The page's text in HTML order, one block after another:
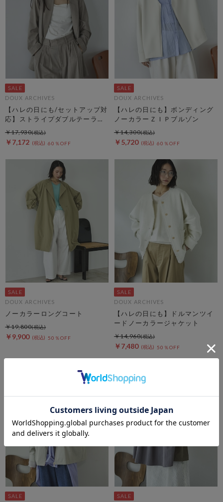
DOUX ARCHIVES
【ハレの日にも/セットアップ対
応】ストライプダブルテーラー
ドジャケット
￥7,172 60％OFF
￥17,930
DOUX ARCHIVES
【ハレの日にも】ボンディング
ノーカラーＺＩＰブルゾン
￥5,720 60％OFF
￥14,300
DOUX ARCHIVES
ノーカラーロングコート
￥9,900 50％OFF
￥19,800
DOUX ARCHIVES
【ハレの日にも】ドルマンツイ
ードノーカラージャケット
￥7,480 50％OFF
￥14,960